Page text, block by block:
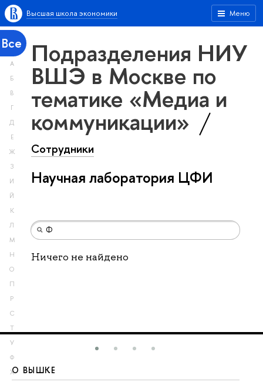
Меню
Высшая школа экономики
Все
А
Б
В
Г
Д
Е
Ж
З
И
Й
К
Л
М
Н
О
П
Р
С
Т
У
Ф
Х
Подразделения НИУ
ВШЭ в Москве по
тематике «Медиа и
коммуникации»
Сотрудники
Научная лаборатория ЦФИ
Ничего не найдено
О ВЫШКЕ